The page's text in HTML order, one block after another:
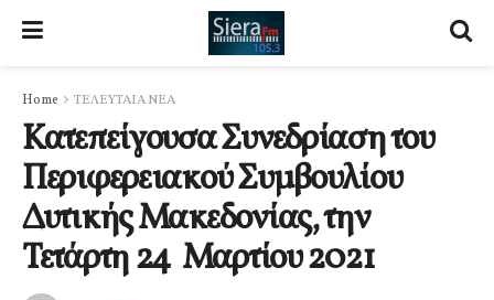
Home ΤΕΛΕΥΤΑΙΑ ΝΕΑ
Κατεπείγουσα Συνεδρίαση του
Περιφερειακού Συμβουλίου
Δυτικής Μακεδονίας, την
Τετάρτη 24 Μαρτίου 2021